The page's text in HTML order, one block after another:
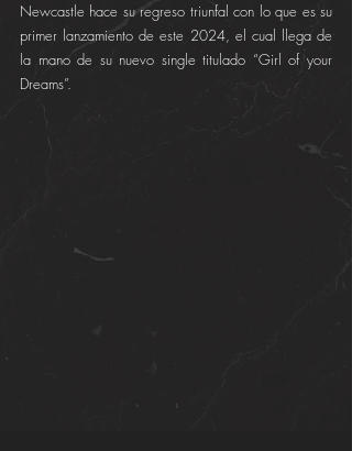
Newcastle hace su regreso triunfal con lo que es su
primer lanzamiento de este 2024, el cual llega de
la mano de su nuevo single titulado “Girl of your
Dreams”.